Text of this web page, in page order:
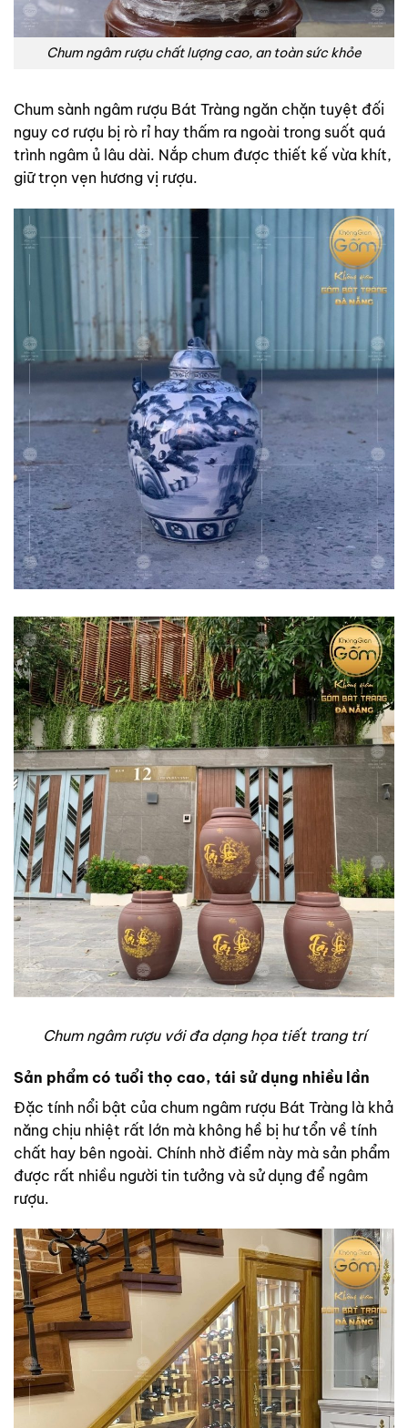
Chum ngâm rượu chất lượng cao, an toàn sức khỏe
Chum sành ngâm rượu Bát Tràng ngăn chặn tuyệt đối
nguy cơ rượu bị rò rỉ hay thấm ra ngoài trong suốt quá
trình ngâm ủ lâu dài. Nắp chum được thiết kế vừa khít,
giữ trọn vẹn hương vị rượu.
Chum ngâm rượu với đa dạng họa tiết trang trí
Sản phẩm có tuổi thọ cao, tái sử dụng nhiều lần
Đặc tính nổi bật của chum ngâm rượu Bát Tràng là khả
năng chịu nhiệt rất lớn mà không hề bị hư tổn về tính
chất hay bên ngoài. Chính nhờ điểm này mà sản phẩm
được rất nhiều người tin tưởng và sử dụng để ngâm
rượu.